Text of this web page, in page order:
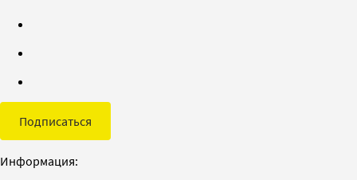
Подписаться
Информация: